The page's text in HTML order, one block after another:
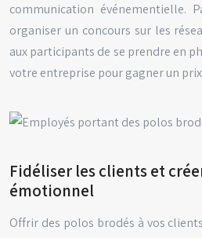
communication événementielle.
organiser un concours sur les
aux participants de se prendre en
votre entreprise pour gagner un
Fidéliser les clients et
émotionnel
Offrir des polos brodés à vos